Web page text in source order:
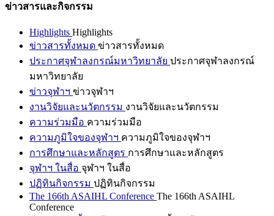
ข่าวสารและกิจกรรม
Highlights Highlights
ข่าวสารทั้งหมด ข่าวสารทั้งหมด
ประกาศจุฬาลงกรณ์มหาวิทยาลัย ประกาศจุฬาลงกรณ์
มหาวิทยาลัย
ข่าวจุฬาฯ ข่าวจุฬาฯ
งานวิจัยและนวัตกรรม งานวิจัยและนวัตกรรม
ความร่วมมือ ความร่วมมือ
ความภูมิใจของจุฬาฯ ความภูมิใจของจุฬาฯ
การศึกษาและหลักสูตร การศึกษาและหลักสูตร
จุฬาฯ ในสื่อ จุฬาฯ ในสื่อ
ปฏิทินกิจกรรม ปฏิทินกิจกรรม
The 166th ASAIHL Conference The 166th ASAIHL
Conference